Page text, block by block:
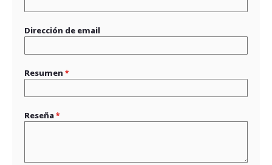
Dirección de email
Resumen
Reseña